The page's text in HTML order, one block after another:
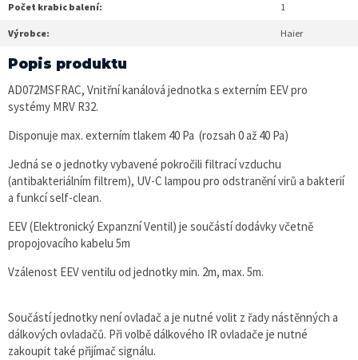
Počet krabic balení: 1
Výrobce: Haier
Popis produktu
AD072MSFRAC, Vnitřní kanálová jednotka s externím EEV pro
systémy MRV R32.
Disponuje max. externím tlakem 40 Pa (rozsah 0 až 40 Pa)
Jedná se o jednotky vybavené pokročili filtrací vzduchu
(antibakteriálním filtrem), UV-C lampou pro odstranění virů a bakterií
a funkcí self-clean.
EEV (Elektronický Expanzní Ventil) je součástí dodávky včetně
propojovacího kabelu 5m
Vzálenost EEV ventilu od jednotky min. 2m, max. 5m.
Součástí jednotky není ovladač a je nutné volit z řady nástěnných a
dálkových ovladačů. Při volbě dálkového IR ovladače je nutné
zakoupit také přijímač signálu.